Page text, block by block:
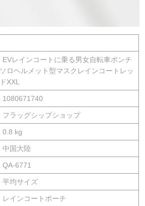
EVレインコートに乗る男女自転車ポンチ
ソロヘルメット型マスクレインコートレッ
ドXXL
1080671740
フラッグシップショップ
0.8 kg
中国大陸
QA-6771
平均サイズ
レインコートポーチ